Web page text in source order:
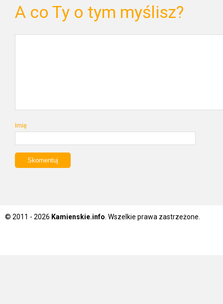
A co Ty o tym myślisz?
Imię
© 2011 - 2026 Kamienskie.info. Wszelkie prawa zastrzeżone.